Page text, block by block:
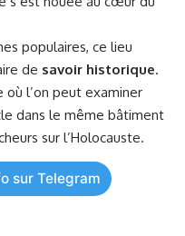
populaires, ce lieu
de savoir historique.
où l’on peut examiner
dans le même bâtiment
sur l’Holocauste.
sur Telegram